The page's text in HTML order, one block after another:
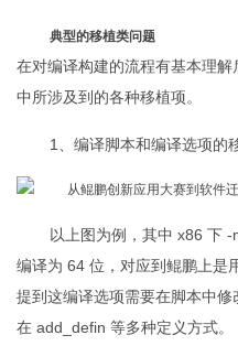
典型的移植类问题
在对编译构建的流程有基本理
中所涉及到的各种移植项。
1、编译脚本和编译选项的
以上图为例，其中 x86 下
编译为 64 位，对应到鲲鹏上是
提到这编译选项需要在脚本中
在 add_defin 等多种定义方式。